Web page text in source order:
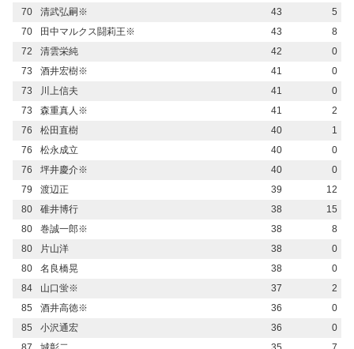
70
清武弘嗣※ 43
5
70
田中マルクス闘莉王※ 43
8
72
清雲栄純 42
0
73
酒井宏樹※ 41
0
73
川上信夫 41
0
73
森重真人※ 41
2
76
松田直樹 40
1
76
松永成立 40
0
76
坪井慶介※ 40
0
79
渡辺正 39
12
80
碓井博行 38
15
80
巻誠一郎※ 38
8
80
片山洋 38
0
80
名良橋晃 38
0
84
山口蛍※ 37
2
85
酒井高徳※ 36
0
85
小沢通宏 36
0